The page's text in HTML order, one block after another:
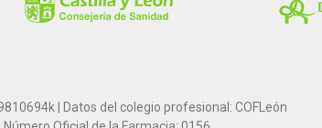
| Datos del colegio profesional: COFLeón